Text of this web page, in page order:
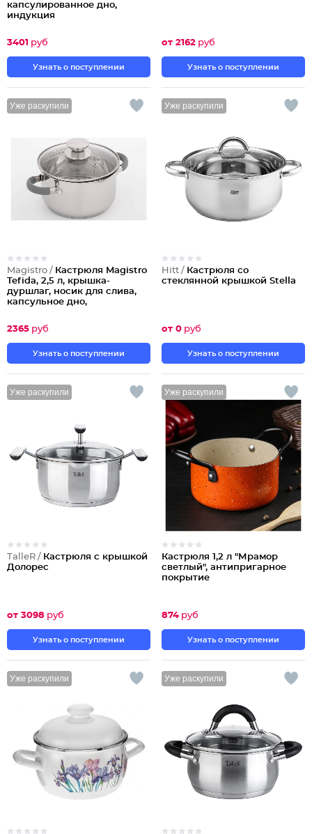
капсулированное дно,
индукция
3401 руб
Узнать о поступлении
от 2162 руб
Узнать о поступлении
Уже раскупили
Magistro / Кастрюля Magistro
Tefida, 2,5 л, крышка-
дуршлаг, носик для слива,
капсульное дно,
2365 руб
Узнать о поступлении
Уже раскупили
Hitt / Кастрюля со
стеклянной крышкой Stella
от 0 руб
Узнать о поступлении
Уже раскупили
TalleR / Кастрюля с крышкой
Долорес
от 3098 руб
Узнать о поступлении
Уже раскупили
Кастрюля 1,2 л "Мрамор
светлый", антипригарное
покрытие
874 руб
Узнать о поступлении
Уже раскупили Уже раскупили